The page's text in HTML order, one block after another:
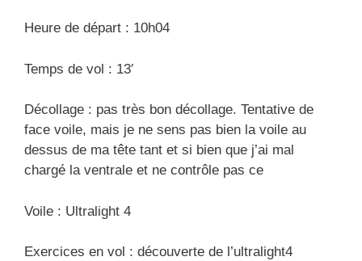
Heure de départ : 10h04
Temps de vol : 13′
Décollage : pas très bon décollage. Tentative de
face voile, mais je ne sens pas bien la voile au
dessus de ma tête tant et si bien que j’ai mal
chargé la ventrale et ne contrôle pas ce
Voile : Ultralight 4
Exercices en vol : découverte de l’ultralight4